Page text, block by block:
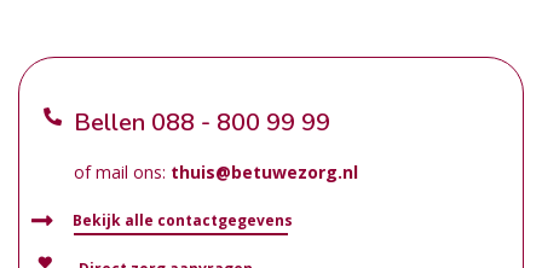
Bellen 088 - 800 99 99
of mail ons: thuis@betuwezorg.nl
Bekijk alle contactgegevens